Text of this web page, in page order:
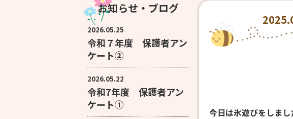
お知らせ・ブログ
2026.05.25
令和７年度 保護者アン
ケート②
2026.05.22
令和7年度 保護者アン
ケート①
今日は氷遊びをしまし